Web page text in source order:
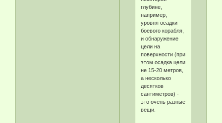
глубине,
например,
уровня осадки
боевого корабля,
и обнаружение
цели на
поверхности (при
этом осадка цели
не 15-20 метров,
а несколько
десятков
сантиметров) -
это очень разные
вещи.